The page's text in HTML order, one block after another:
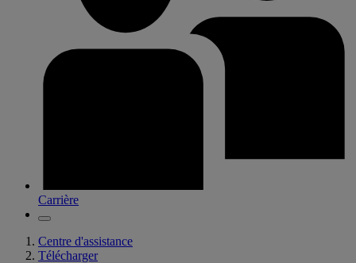
Carrière
Centre d'assistance
Télécharger